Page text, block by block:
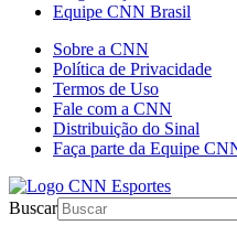
Equipe CNN Brasil
Sobre a CNN
Política de Privacidade
Termos de Uso
Fale com a CNN
Distribuição do Sinal
Faça parte da Equipe
Buscar